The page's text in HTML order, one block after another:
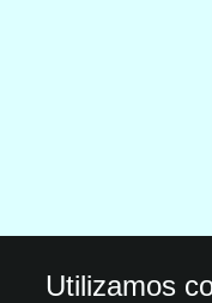
Utilizamos